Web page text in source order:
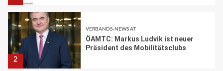
2
VERBANDS-NEWS AT
ÖAMTC: Markus Ludvik ist neuer
Präsident des Mobilitätsclubs